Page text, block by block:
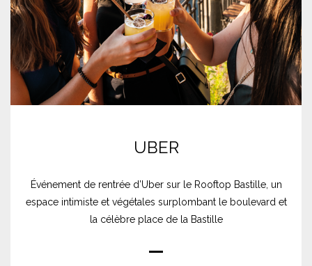
UBER
Événement de rentrée d’Uber sur le Rooftop Bastille, un
espace intimiste et végétales surplombant le boulevard et
la célèbre place de la Bastille